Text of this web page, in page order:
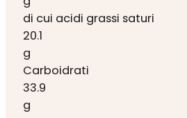
di cui acidi grassi saturi
20.1
g
Carboidrati
33.9
g